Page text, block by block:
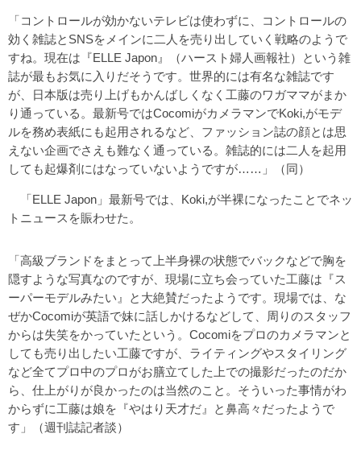
「コントロールが効かないテレビは使わずに、コントロールの
効く雑誌とSNSをメインに二人を売り出していく戦略のようで
すね。現在は『ELLE Japon』（ハースト婦人画報社）という雑
誌が最もお気に入りだそうです。世界的には有名な雑誌です
が、日本版は売り上げもかんばしくなく工藤のワガママがまか
り通っている。最新号ではCocomiがカメラマンでKoki,がモデ
ルを務め表紙にも起用されるなど、ファッション誌の顔とは思
えない企画でさえも難なく通っている。雑誌的には二人を起用
しても起爆剤にはなっていないようですが……」（同）
「ELLE Japon」最新号では、Koki,が半裸になったことでネッ
トニュースを賑わせた。
「高級ブランドをまとって上半身裸の状態でバックなどで胸を
隠すような写真なのですが、現場に立ち会っていた工藤は『ス
ーパーモデルみたい』と大絶賛だったようです。現場では、な
ぜかCocomiが英語で妹に話しかけるなどして、周りのスタッフ
からは失笑をかっていたという。Cocomiをプロのカメラマンと
しても売り出したい工藤ですが、ライティングやスタイリング
など全てプロ中のプロがお膳立てした上での撮影だったのだか
ら、仕上がりが良かったのは当然のこと。そういった事情がわ
からずに工藤は娘を『やはり天才だ』と鼻高々だったようで
す」（週刊誌記者談）